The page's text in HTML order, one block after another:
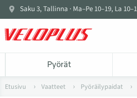
Saku 3, Tallinna · Ma–Pe 10–19, La
Pyörät
Etusivu Vaatteet Pyöräilypaidat